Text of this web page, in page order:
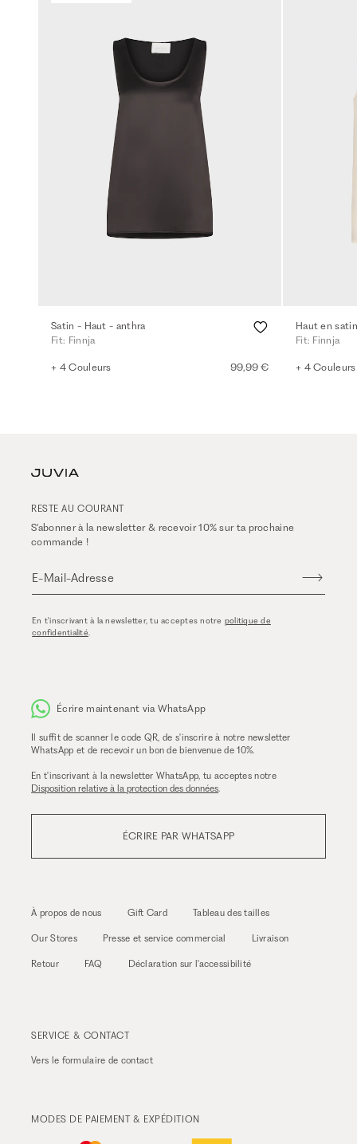
Satin - Haut - anthra
Fit: Finnja
+ 4 Couleurs 99,99 €
Haut en
Fit: Finnja
+ 4 Couleurs
RESTE AU COURANT
S'abonner à la newsletter & recevoir 10% sur ta prochaine
commande !
E-Mail-Adresse
En t'inscrivant à la newsletter, tu acceptes notre politique de
confidentialité.
Écrire maintenant via WhatsApp
Il suffit de scanner le code QR, de s'inscrire à notre newsletter
WhatsApp et de recevoir un bon de bienvenue de 10%.
En t'inscrivant à la newsletter WhatsApp, tu acceptes notre
Disposition relative à la protection des données
ÉCRIRE PAR WHATSAPP
À propos de nous Gift Card Tableau des tailles
Our Stores Presse et service commercial Livraison
Retour FAQ Déclaration sur l'accessibilité
SERVICE & CONTACT
Vers le formulaire de contact
MODES DE PAIEMENT & EXPÉDITION